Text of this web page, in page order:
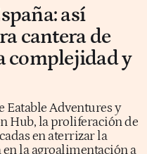
así
cantera de
complejidad y
Eatable Adventures y
Hub, la proliferación de
en aterrizar la
la agroalimentación a